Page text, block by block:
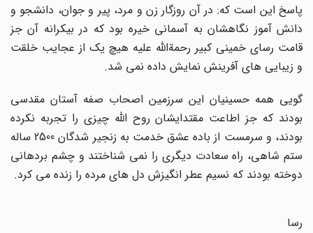
پاسخ این است که: در آن روزگار زن و مرد، پیر و جوان، دانشجو و
دانش آموز نگاهشان به آسمانی خیره بود که در بیکرانه آن جز
قامت رسای خمینی کبیر رحمةالله علیه هیچ یک از عجایب خلقت
و زیبایی های آفرینش نمایش داده نمی شد.
گویی همه حسینیان این سرزمین اصحاب صفه آستان مقدسی
بودند که جز اطاعت مقتدایشان روح الله چیزی را تجربه نکرده
بودند، و سرمست از باده عشق خدمت به زنجیر شدگان 2500 ساله
ستم شاهی، راه سعادت دیگری را نمی شناختند و چشم بردهانی
دوخته بودند که نسیم عطر انگیزش دل های مرده را زنده می کرد.
رسا